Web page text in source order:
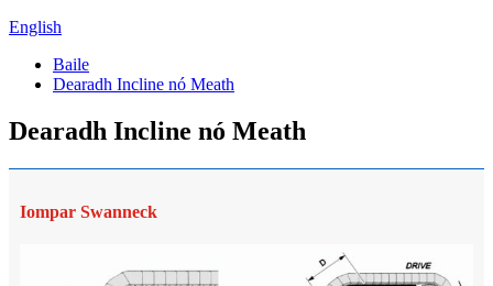
English
Baile
Dearadh Incline nó Meath
Dearadh Incline nó Meath
Iompar Swanneck